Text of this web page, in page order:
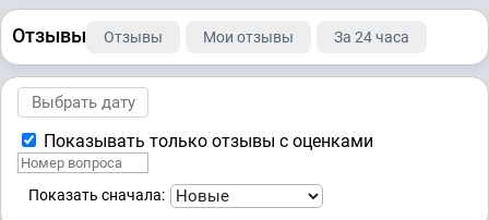
Банкротство юридических лиц
А40-218071/2023
А68-2207/2021
А41-6042/2020
А76-49263/2019
43-41881/2018
А43-9834/2009
А69-1505/03-11
Отзывы Отзывы Мои отзывы За 24 часа
Показывать только отзывы с оценками
Показать сначала: